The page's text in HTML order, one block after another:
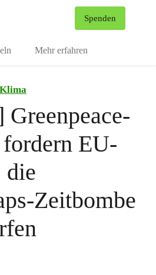
Spenden
Mehr erfahren
Klima
EU-
die
Zeitbombe